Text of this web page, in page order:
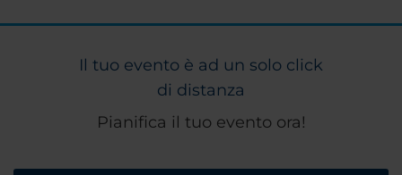
Il tuo evento è ad un solo click
di distanza
Pianifica il tuo evento ora!